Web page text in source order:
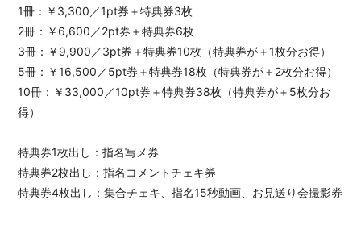
1冊：￥3,300／1pt券＋特典券3枚
2冊：￥6,600／2pt券＋特典券6枚
3冊：￥9,900／3pt券＋特典券10枚（特典券が＋1枚分お得）
5冊：￥16,500／5pt券＋特典券18枚（特典券が＋2枚分お得）
10冊：￥33,000／10pt券＋特典券38枚（特典券が＋5枚分お
得）
特典券1枚出し：指名写メ券
特典券2枚出し：指名コメントチェキ券
特典券4枚出し：集合チェキ、指名15秒動画、お見送り会撮影券